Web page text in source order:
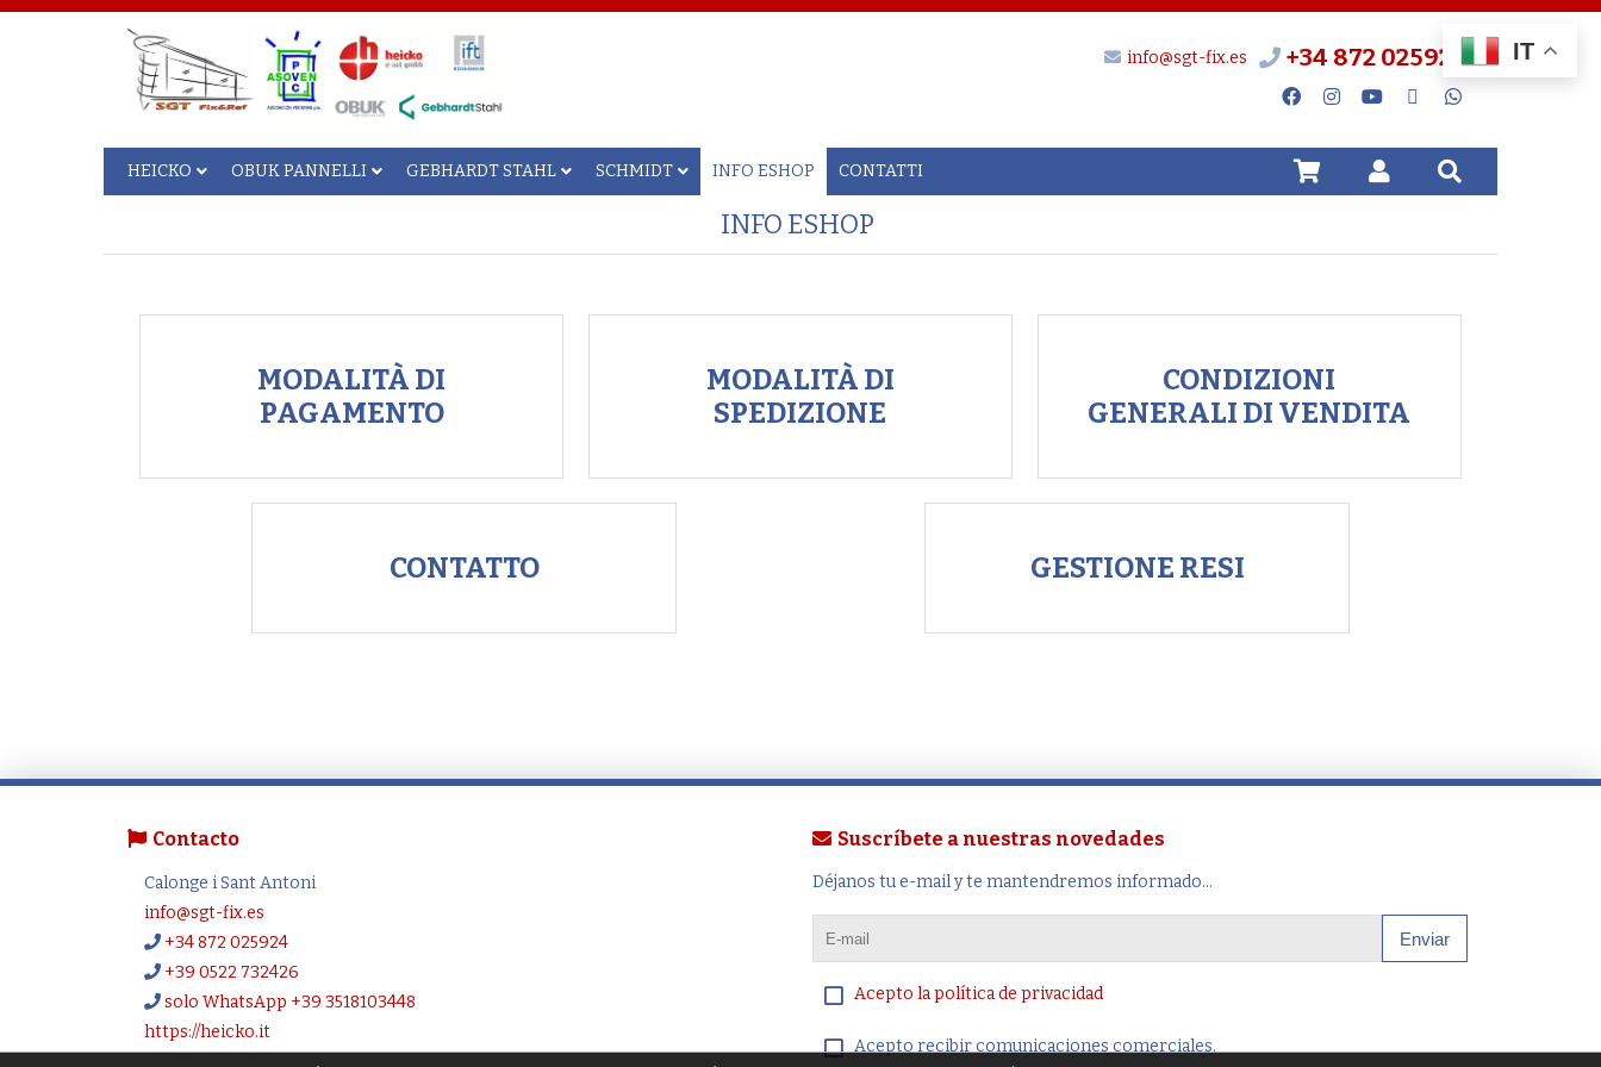
IT
info@sgt-fix.es +34 872 025924
HEICKO OBUK PANNELLI GEBHARDT STAHL SCHMIDT INFO ESHOP CONTATTI
INFO ESHOP
MODALITÀ DI
PAGAMENTO
MODALITÀ DI
SPEDIZIONE
CONDIZIONI
GENERALI DI VENDITA
CONTATTO GESTIONE RESI
Contacto
Calonge i Sant Antoni
info@sgt-fix.es
+34 872 025924
+39 0522 732426
solo WhatsApp +39 3518103448
https://heicko.it
Suscríbete a nuestras novedades
Déjanos tu e-mail y te mantendremos informado...
Enviar
Acepto la política de privacidad
Acepto recibir comunicaciones comerciales.